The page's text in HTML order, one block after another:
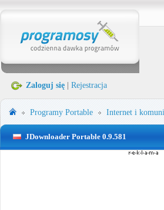
Zaloguj się Rejestracja
Programy Portable Internet i
JDownloader Portable 0.9.581